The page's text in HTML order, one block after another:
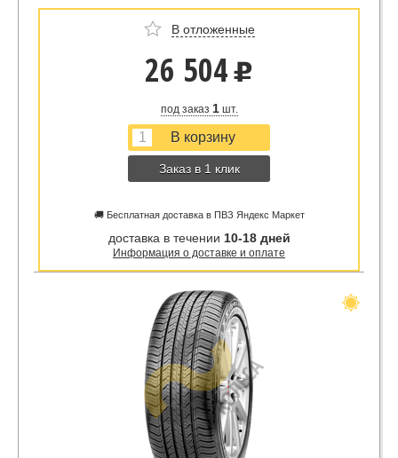
В отложенные
26 504 u
под заказ 1шт.
Заказ в 1 клик
🚚 Бесплатная доставка в ПВЗ Яндекс Маркет
доставка в течении 10-18 дней
Информация о доставке и оплате